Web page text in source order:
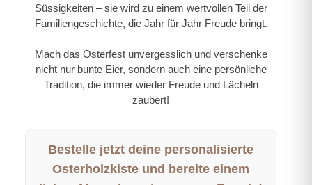
Süssigkeiten – sie wird zu einem wertvollen Teil der
Familiengeschichte, die Jahr für Jahr Freude bringt.
Mach das Osterfest unvergesslich und verschenke
nicht nur bunte Eier, sondern auch eine persönliche
Tradition, die immer wieder Freude und Lächeln
zaubert!
Bestelle jetzt deine personalisierte
Osterholzkiste und bereite einem